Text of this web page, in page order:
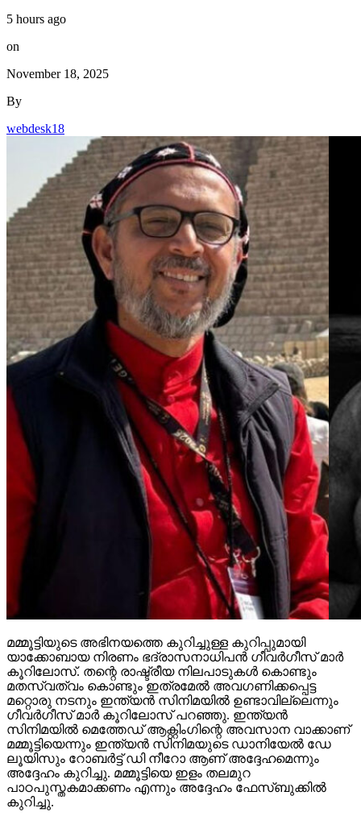
5 hours ago
on
November 18, 2025
By
webdesk18
മമ്മൂട്ടിയുടെ അഭിനയത്തെ കുറിച്ചുള്ള കുറിപ്പുമായി
യാക്കോബായ നിരണം ഭദ്രാസനാധിപന്‍ ഗീവര്‍ഗീസ് മാര്‍
കൂറിലോസ്. തന്റെ രാഷ്ട്രീയ നിലപാടുകള്‍ കൊണ്ടും
മതസ്വത്വം കൊണ്ടും ഇത്രമേല്‍ അവഗണിക്കപ്പെട്ട
മറ്റൊരു നടനും ഇന്ത്യന്‍ സിനിമയില്‍ ഉണ്ടാവില്ലെന്നും
ഗീവര്‍ഗീസ് മാര്‍ കൂറിലോസ് പറഞ്ഞു. ഇന്ത്യന്‍
സിനിമയില്‍ മെത്തേഡ് ആക്റ്റിംഗിന്റെ അവസാന വാക്കാണ്
മമ്മൂട്ടിയെന്നും ഇന്ത്യന്‍ സിനിമയുടെ ഡാനിയേല്‍ ഡേ
ലൂയിസും റോബര്‍ട്ട് ഡി നീറോ ആണ് അദ്ദേഹമെന്നും
അദ്ദേഹം കുറിച്ചു. മമ്മൂട്ടിയെ ഇളം തലമുറ
പാഠപുസ്തകമാക്കണം എന്നും അദ്ദേഹം ഫേസ്ബുക്കില്‍
കുറിച്ചു.